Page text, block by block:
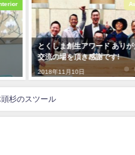
とくしま創生アワード ありが
交流の場を頂き感謝です!
2018年11月10日
頭杉のスツール